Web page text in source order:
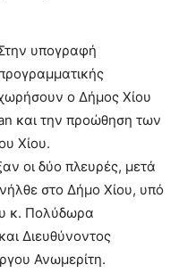
υπογραφή
ο Δήμος Χίου
και την προώθηση των
Χίου.
οι δύο πλευρές, μετά
στο Δήμο Χίου, υπό
κ. Πολύδωρα
Διευθύνοντος
Ανωμερίτη.